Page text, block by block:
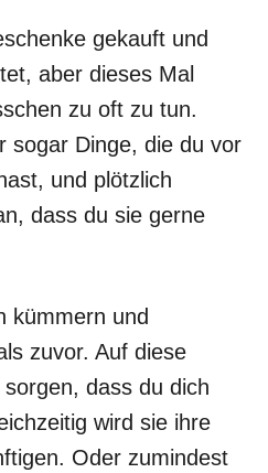
gekauft und
aber dieses Mal
zu oft zu tun.
sogar Dinge, die du vor
und plötzlich
dass du sie gerne
kümmern und
zuvor. Auf diese
dass du dich
wird sie ihre
Oder zumindest